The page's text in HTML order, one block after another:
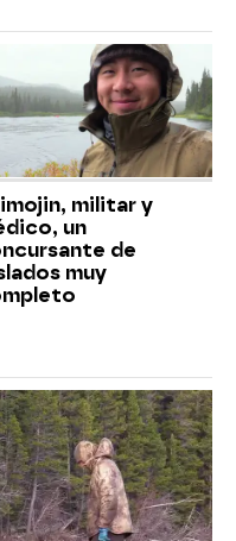
militar y
un
de
muy